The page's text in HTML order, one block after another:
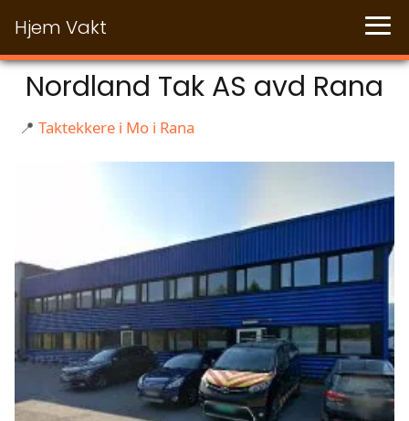
Hjem Vakt
Nordland Tak AS avd Rana
📍 Taktekkere i Mo i Rana